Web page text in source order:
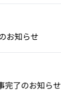
お知らせ
完了のお知らせ